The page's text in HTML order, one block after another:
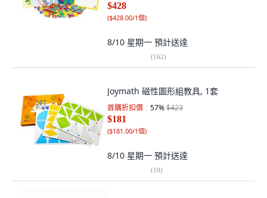
$428
($428.00/1個)
8/10 星期一 預計送達
(162)
Joymath 磁性圖形組教具, 1套
首購折扣價 57%$423
$181
($181.00/1個)
8/10 星期一 預計送達
(10)